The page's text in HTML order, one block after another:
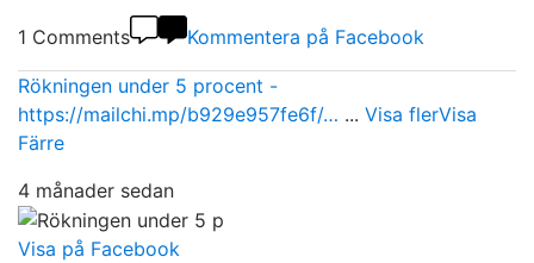
1 Comments Kommentera på Facebook
Rökningen under 5 procent -
https://mailchi.mp/b929e957fe6f/… ... Visa flerVisa
Färre
4 månader sedan
Visa på Facebook